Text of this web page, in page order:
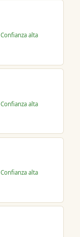
Confianza alta
Confianza alta
Confianza alta